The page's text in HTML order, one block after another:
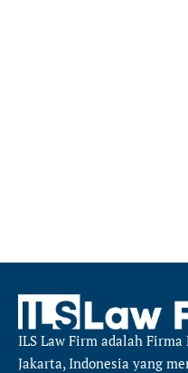
ILS Law Firm adalah Firma
Jakarta, Indonesia yang